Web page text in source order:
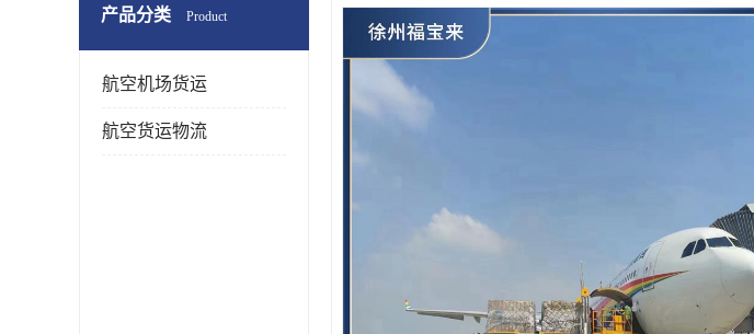
产品分类 Product
航空机场货运
航空货运物流